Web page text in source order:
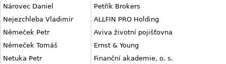
Nárovec Daniel
Petřík Brokers
Nejezchleba Vladimír
ALLFIN PRO Holding
Němeček Petr
Aviva životní pojišťovna
Němeček Tomáš
Ernst & Young
Netuka Petr
Finanční akademie, o. s.